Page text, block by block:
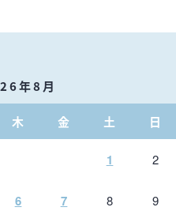
年8月
木 金 土 日
1 2
6 7 8 9